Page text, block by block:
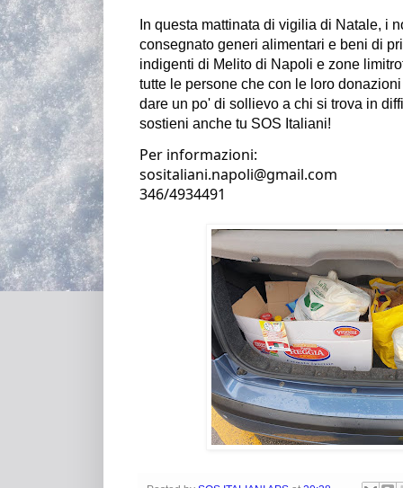
In questa mattinata di vigilia di Natale, i
consegnato generi alimentari e beni di
indigenti di Melito di Napoli e zone
tutte le persone che con le loro
dare un po' di sollievo a chi si trova in
sostieni anche tu SOS Italiani!
Per informazioni:
sositaliani.napoli@gmail.com
346/4934491